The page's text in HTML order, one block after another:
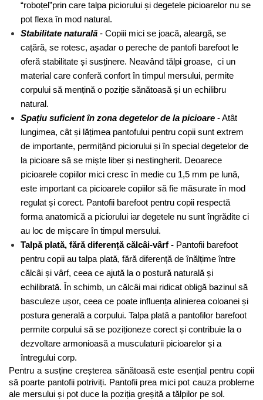
“roboțel”prin care talpa piciorului și degetele picioarelor nu se
pot flexa în mod natural.
Stabilitate naturală - Copiii mici se joacă, aleargă, se
cațără, se rotesc, așadar o pereche de pantofi barefoot le
oferă stabilitate și susținere. Neavând tălpi groase,  ci un
material care conferă confort în timpul mersului, permite
corpului să mențină o poziție sănătoasă și un echilibru
natural.
Spațiu suficient în zona degetelor de la picioare - Atât
lungimea, cât și lățimea pantofului pentru copii sunt extrem
de importante, permițând piciorului și în special degetelor de
la picioare să se miște liber și nestingherit. Deoarece
picioarele copiilor mici cresc în medie cu 1,5 mm pe lună,
este important ca picioarele copiilor să fie măsurate în mod
regulat și corect. Pantofii barefoot pentru copii respectă
forma anatomică a piciorului iar degetele nu sunt îngrădite ci
au loc de mișcare în timpul mersului.
Talpă plată, fără diferență călcâi-vârf - Pantofii barefoot
pentru copii au talpa plată, fără diferență de înălțime între
călcâi și vârf, ceea ce ajută la o postură naturală și
echilibrată. În schimb, un călcâi mai ridicat obligă bazinul să
basculeze ușor, ceea ce poate influența alinierea coloanei și
postura generală a corpului. Talpa plată a pantofilor barefoot
permite corpului să se poziționeze corect și contribuie la o
dezvoltare armonioasă a musculaturii picioarelor și a
întregului corp.
Pentru a susține creșterea sănătoasă este esențial pentru copii
să poarte pantofii potriviți. Pantofii prea mici pot cauza probleme
ale mersului și pot duce la poziția greșită a tălpilor pe sol.